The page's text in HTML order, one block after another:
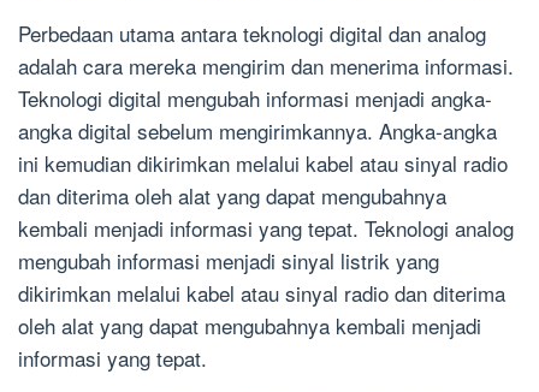
Perbedaan utama antara teknologi digital dan analog
adalah cara mereka mengirim dan menerima informasi.
Teknologi digital mengubah informasi menjadi angka-
angka digital sebelum mengirimkannya. Angka-angka
ini kemudian dikirimkan melalui kabel atau sinyal radio
dan diterima oleh alat yang dapat mengubahnya
kembali menjadi informasi yang tepat. Teknologi analog
mengubah informasi menjadi sinyal listrik yang
dikirimkan melalui kabel atau sinyal radio dan diterima
oleh alat yang dapat mengubahnya kembali menjadi
informasi yang tepat.